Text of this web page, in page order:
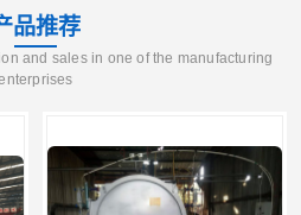
品推荐
and sales in one of the manufacturing